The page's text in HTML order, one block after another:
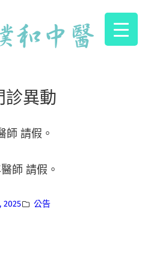
診異動
師 請假。
師 請假。
2025 公告